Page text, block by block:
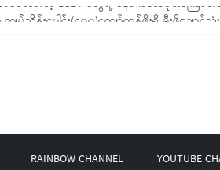
သိန်းပေါင်း(၄၀၀)ကျော်တန်ဖိုးရှိ မီးဖိုချောင်
င့်လှစ်ပေးနိုင်ခဲ့
ေထားတဲ့ LGBT တွေရဲ့ နောက်ခံသမိုင်းကြောင်းပ
RAINBOW CHANNEL YOUTUBE